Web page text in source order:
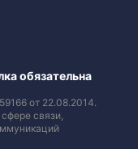
обязательна
от 22.08.2014.
связи,